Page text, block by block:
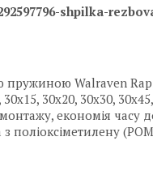
shpilka-
пружиною Walraven
30x20, 30x30,
економія часу
поліоксіметилену